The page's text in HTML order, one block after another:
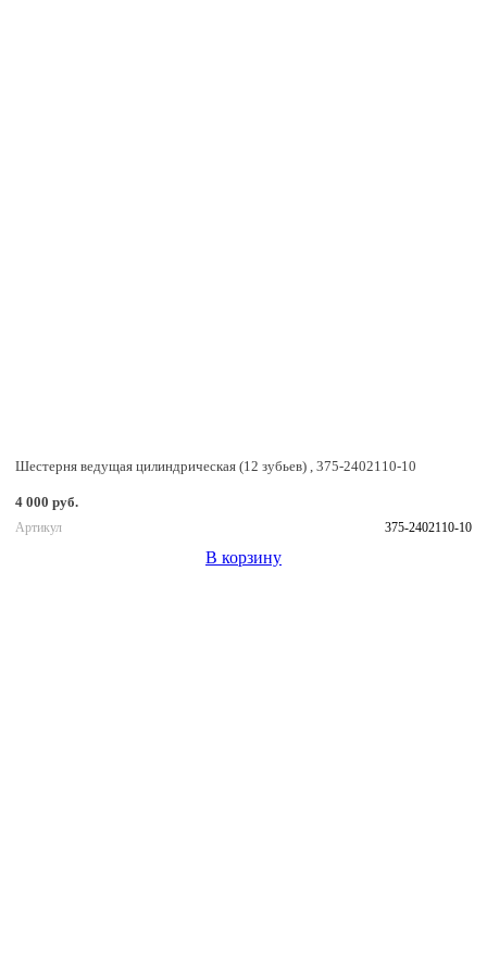
Шестерня ведущая цилиндрическая (12 зубьев) , 375-2402110-10
4 000 руб.
Артикул 375-2402110-10
В корзину